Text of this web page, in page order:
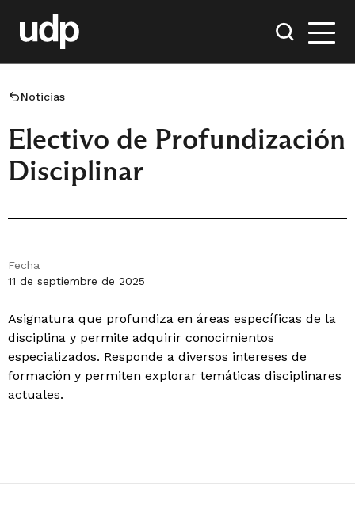
Noticias
Electivo de Profundización
Disciplinar
Fecha
11 de septiembre de 2025
Asignatura que profundiza en áreas específicas de la
disciplina y permite adquirir conocimientos
especializados. Responde a diversos intereses de
formación y permiten explorar temáticas disciplinares
actuales.